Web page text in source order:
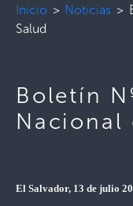
Inicio > Noticias >
Salud
Boletín
Nacional
El Salvador, 13 de julio